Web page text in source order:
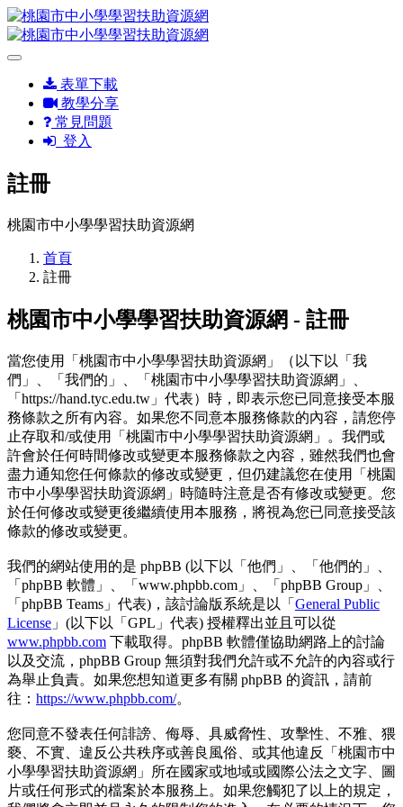
表單下載
教學分享
常見問題
登入
註冊
桃園市中小學學習扶助資源網
首頁
註冊
桃園市中小學學習扶助資源網 - 註冊
當您使用「桃園市中小學學習扶助資源網」（以下以「我
們」、「我們的」、「桃園市中小學學習扶助資源網」、
「https://hand.tyc.edu.tw」代表）時，即表示您已同意接受本服
務條款之所有內容。如果您不同意本服務條款的內容，請您停
止存取和/或使用「桃園市中小學學習扶助資源網」。我們或
許會於任何時間修改或變更本服務條款之內容，雖然我們也會
盡力通知您任何條款的修改或變更，但仍建議您在使用「桃園
市中小學學習扶助資源網」時隨時注意是否有修改或變更。您
於任何修改或變更後繼續使用本服務，將視為您已同意接受該
條款的修改或變更。
我們的網站使用的是 phpBB (以下以「他們」、「他們的」、
「phpBB 軟體」、「www.phpbb.com」、「phpBB Group」、
「phpBB Teams」代表)，該討論版系統是以「 General Public
License 」(以下以「GPL」代表) 授權釋出並且可以從
www.phpbb.com 下載取得。phpBB 軟體僅協助網路上的討論
以及交流，phpBB Group 無須對我們允許或不允許的內容或行
為舉止負責。如果您想知道更多有關 phpBB 的資訊，請前
往： https://www.phpbb.com/。
您同意不發表任何誹謗、侮辱、具威脅性、攻擊性、不雅、猥
褻、不實、違反公共秩序或善良風俗、或其他違反「桃園市中
小學學習扶助資源網」所在國家或地域或國際公法之文字、圖
片或任何形式的檔案於本服務上。如果您觸犯了以上的規定，